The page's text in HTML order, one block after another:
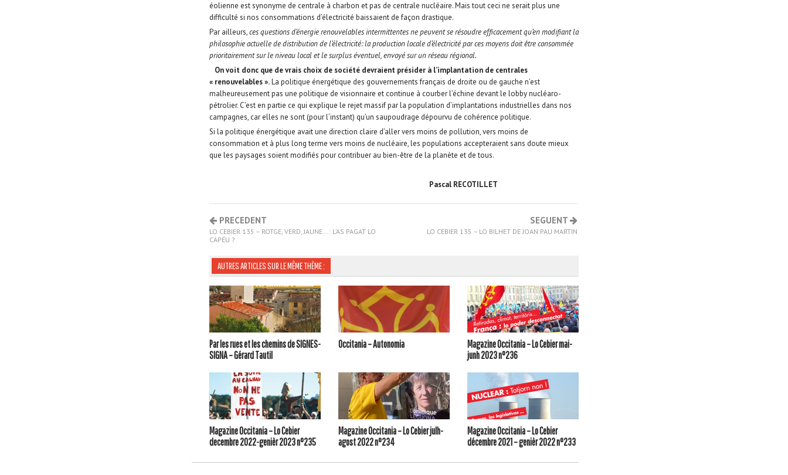
éolienne est synonyme de centrale à charbon et pas de centrale nucléaire. Mais tout ceci ne serait plus une
difficulté si nos consommations d’électricité baissaient de façon drastique.
Par ailleurs,ces questions d’énergie renouvelables intermittentes ne peuvent se résoudre efficacement qu’en modifiant la
philosophie actuelle de distribution de l’électricité: la production locale d’électricité par ces moyens doit être consommée
prioritairement sur le niveau local et le surplus éventuel, envoyé sur un réseau régional.
On voit donc que de vrais choix de société devraient présider à l’implantation de centrales
« renouvelables ».La politique énergétique des gouvernements français de droite ou de gauche n’est
malheureusement pas une politique de visionnaire et continue à courber l’échine devant le lobby nucléaro-
pétrolier. C’est en partie ce qui explique le rejet massif par la population d’implantations industrielles dans nos
campagnes, car elles ne sont (pour l’instant) qu’un saupoudrage dépourvu de cohérence politique.
Si la politique énergétique avait une direction claire d’aller vers moins de pollution, vers moins de
consommation et à plus long terme vers moins de nucléaire, les populations accepteraient sans doute mieux
que les paysages soient modifiés pour contribuer au bien-être de la planète et de tous.
Pascal RECOTILLET
PRECEDENT
LO CEBIER 135 – ROTGE, VERD, JAUNE… : L’AS PAGAT LO
CAPÉU ?
SEGUENT
LO CEBIER 135 – LO BILHET DE JOAN PAU MARTIN
AUTRES ARTICLES SUR LE MÊME THÈME :
Par les rues et les chemins de SIGNES-
SIGNA – Gérard Tautil
Occitania – Autonomia
Magazine Occitania – Lo Cebier mai-
junh 2023 n°236
Magazine Occitania – Lo Cebier
decembre 2022-genièr 2023 n°235
Magazine Occitania – Lo Cebier julh-
agost 2022 n°234
Magazine Occitania – Lo Cebier
décembre 2021 – genièr 2022 n°233